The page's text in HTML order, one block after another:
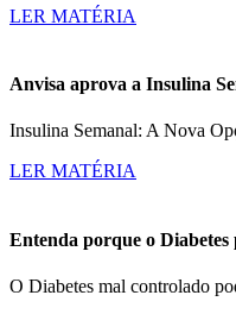
LER MATÉRIA
Anvisa aprova a Insulina
Insulina Semanal: A Nova
LER MATÉRIA
Entenda porque o Diabetes
O Diabetes mal controlado